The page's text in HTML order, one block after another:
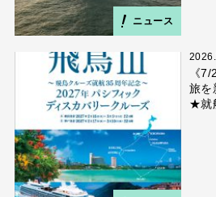
ニュース
《
旅を
★就